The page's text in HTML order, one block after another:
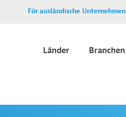
Für ausländische Unternehmen
Länder Branchen